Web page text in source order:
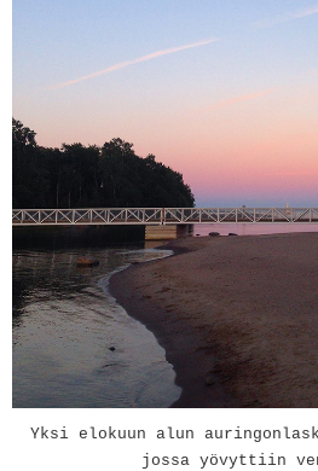
Yksi elokuun alun
jossa yövyttiin